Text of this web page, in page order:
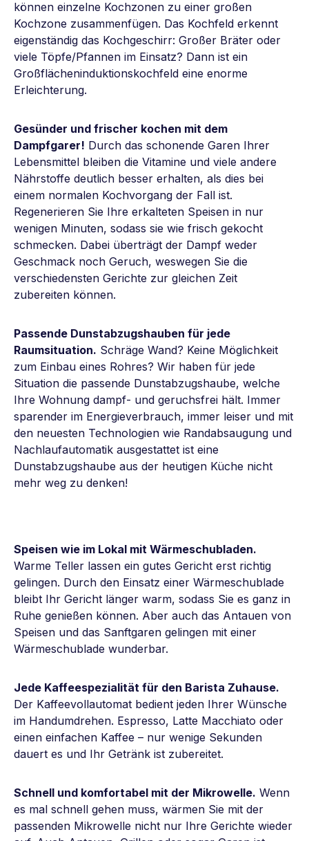
können einzelne Kochzonen zu einer großen
Kochzone zusammenfügen. Das Kochfeld erkennt
eigenständig das Kochgeschirr: Großer Bräter oder
viele Töpfe/Pfannen im Einsatz? Dann ist ein
Großflächeninduktionskochfeld eine enorme
Erleichterung.
Gesünder und frischer kochen mit dem
Dampfgarer! Durch das schonende Garen Ihrer
Lebensmittel bleiben die Vitamine und viele andere
Nährstoffe deutlich besser erhalten, als dies bei
einem normalen Kochvorgang der Fall ist.
Regenerieren Sie Ihre erkalteten Speisen in nur
wenigen Minuten, sodass sie wie frisch gekocht
schmecken. Dabei überträgt der Dampf weder
Geschmack noch Geruch, weswegen Sie die
verschiedensten Gerichte zur gleichen Zeit
zubereiten können.
Passende Dunstabzugshauben für jede
Raumsituation. Schräge Wand? Keine Möglichkeit
zum Einbau eines Rohres? Wir haben für jede
Situation die passende Dunstabzugshaube, welche
Ihre Wohnung dampf- und geruchsfrei hält. Immer
sparender im Energieverbrauch, immer leiser und mit
den neuesten Technologien wie Randabsaugung und
Nachlaufautomatik ausgestattet ist eine
Dunstabzugshaube aus der heutigen Küche nicht
mehr weg zu denken!
Speisen wie im Lokal mit Wärmeschubladen.
Warme Teller lassen ein gutes Gericht erst richtig
gelingen. Durch den Einsatz einer Wärmeschublade
bleibt Ihr Gericht länger warm, sodass Sie es ganz in
Ruhe genießen können. Aber auch das Antauen von
Speisen und das Sanftgaren gelingen mit einer
Wärmeschublade wunderbar.
Jede Kaffeespezialität für den Barista Zuhause.
Der Kaffeevollautomat bedient jeden Ihrer Wünsche
im Handumdrehen. Espresso, Latte Macchiato oder
einen einfachen Kaffee – nur wenige Sekunden
dauert es und Ihr Getränk ist zubereitet.
Schnell und komfortabel mit der Mikrowelle. Wenn
es mal schnell gehen muss, wärmen Sie mit der
passenden Mikrowelle nicht nur Ihre Gerichte wieder